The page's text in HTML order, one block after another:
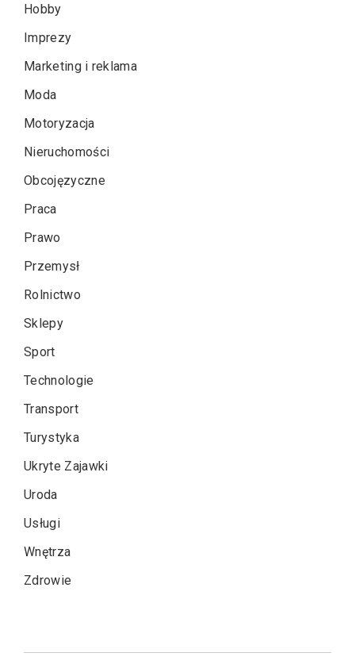
Hobby
Imprezy
Marketing i reklama
Moda
Motoryzacja
Nieruchomości
Obcojęzyczne
Praca
Prawo
Przemysł
Rolnictwo
Sklepy
Sport
Technologie
Transport
Turystyka
Ukryte Zajawki
Uroda
Usługi
Wnętrza
Zdrowie